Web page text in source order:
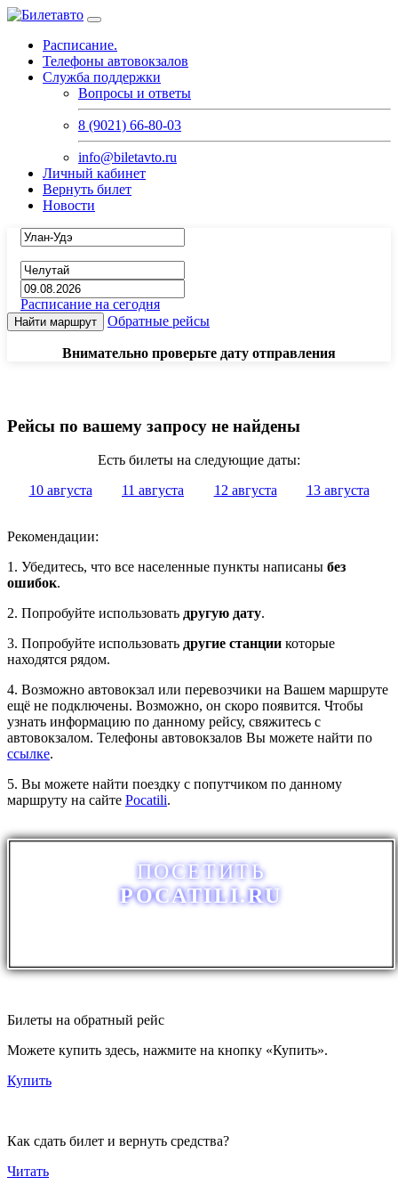
Расписание.
Телефоны автовокзалов
Служба поддержки
Вопросы и ответы
8 (9021) 66-80-03
info@biletavto.ru
Личный кабинет
Вернуть билет
Новости
Расписание на сегодня
Найти маршрут Обратные рейсы
Внимательно проверьте дату отправления
Рейсы по вашему запросу не найдены
Есть билеты на следующие даты:
10 августа
11 августа 12 августа 13 августа
Рекомендации:
1. Убедитесь, что все населенные пункты написаны без
ошибок.
2. Попробуйте использовать другую дату.
3. Попробуйте использовать другие станции которые
находятся рядом.
4. Возможно автовокзал или перевозчики на Вашем маршруте
ещё не подключены. Возможно, он скоро появится. Чтобы
узнать информацию по данному рейсу, свяжитесь с
автовокзалом. Телефоны автовокзалов Вы можете найти по
ссылке.
5. Вы можете найти поездку с попутчиком по данному
маршруту на сайте Pocatili.
ПОСЕТИТЬ
POCATILI.RU
Билеты на обратный рейс
Можете купить здесь, нажмите на кнопку «Купить».
Купить
Как сдать билет и вернуть средства?
Читать